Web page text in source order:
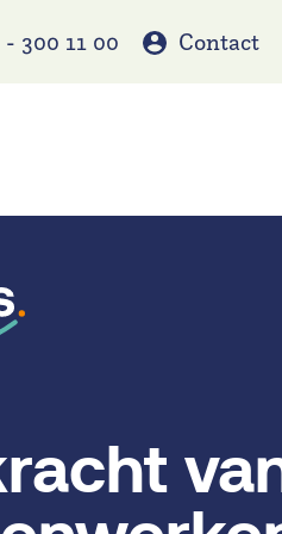
- 300 11 00 Contact